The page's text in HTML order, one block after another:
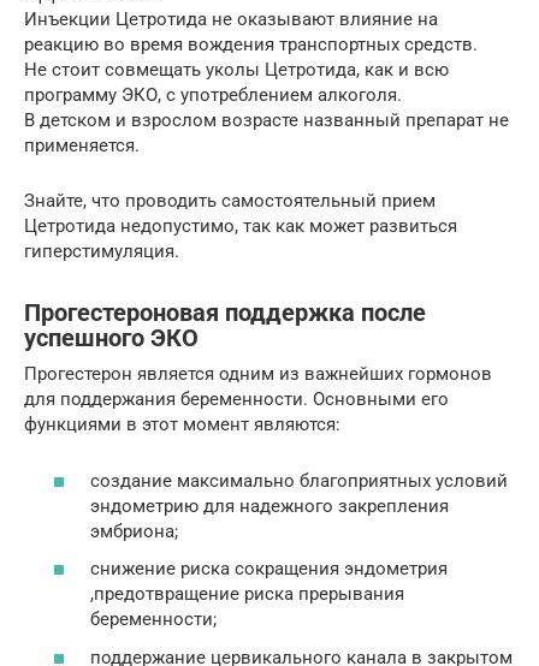
Инъекции Цетротида не оказывают влияние на
реакцию во время вождения транспортных средств.
Не стоит совмещать уколы Цетротида, как и всю
программу ЭКО, с употреблением алкоголя.
В детском и взрослом возрасте названный препарат не
применяется.
Знайте, что проводить самостоятельный прием
Цетротида недопустимо, так как может развиться
гиперстимуляция.
Прогестероновая поддержка после
успешного ЭКО
Прогестерон является одним из важнейших гормонов
для поддержания беременности. Основными его
функциями в этот момент являются:
создание максимально благоприятных условий
эндометрию для надежного закрепления
эмбриона;
снижение риска сокращения эндометрия
,предотвращение риска прерывания
беременности;
поддержание цервикального канала в закрытом